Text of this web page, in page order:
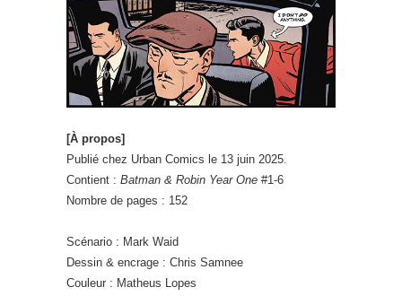
[À propos]
Publié chez Urban Comics le 13 juin 2025.
Contient : Batman & Robin Year One #1-6
Nombre de pages : 152
Scénario : Mark Waid
Dessin & encrage : Chris Samnee
Couleur : Matheus Lopes